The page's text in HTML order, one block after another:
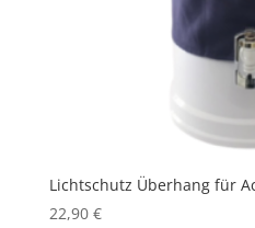
Lichtschutz Überhang für
22,90 €